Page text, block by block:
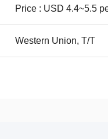
Price : USD 4.4~5.5
Western Union, T/T